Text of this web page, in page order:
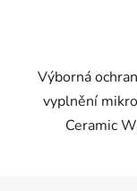
Výborná
vyplnění
Ceramic